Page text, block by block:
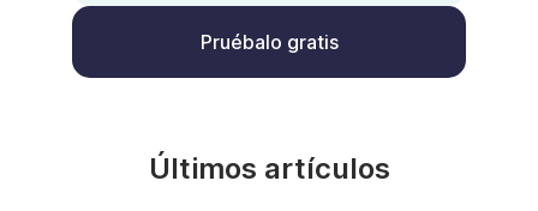
Pruébalo gratis
Últimos artículos